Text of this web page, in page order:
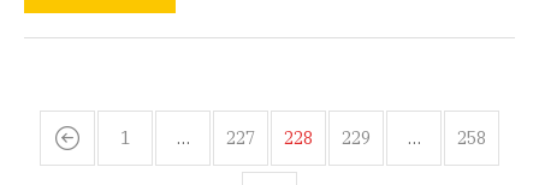
1 … 227 228 229 … 258